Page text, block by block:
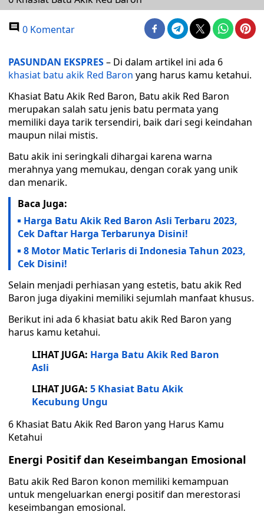
0 Komentar
PASUNDAN EKSPRES– Di dalam artikel ini ada 6
khasiat batu akik Red Baron yang harus kamu ketahui.
Khasiat Batu Akik Red Baron, Batu akik Red Baron
merupakan salah satu jenis batu permata yang
memiliki daya tarik tersendiri, baik dari segi keindahan
maupun nilai mistis.
Batu akik ini seringkali dihargai karena warna
merahnya yang memukau, dengan corak yang unik
dan menarik.
Baca Juga:
Harga Batu Akik Red Baron Asli Terbaru 2023,
Cek Daftar Harga Terbarunya Disini!
8 Motor Matic Terlaris di Indonesia Tahun 2023,
Cek Disini!
Selain menjadi perhiasan yang estetis, batu akik Red
Baron juga diyakini memiliki sejumlah manfaat khusus.
Berikut ini ada 6 khasiat batu akik Red Baron yang
harus kamu ketahui.
LIHAT JUGA: Harga Batu Akik Red Baron
Asli
LIHAT JUGA: 5 Khasiat Batu Akik
Kecubung Ungu
6 Khasiat Batu Akik Red Baron yang Harus Kamu
Ketahui
Energi Positif dan Keseimbangan Emosional
Batu akik Red Baron konon memiliki kemampuan
untuk mengeluarkan energi positif dan merestorasi
keseimbangan emosional.